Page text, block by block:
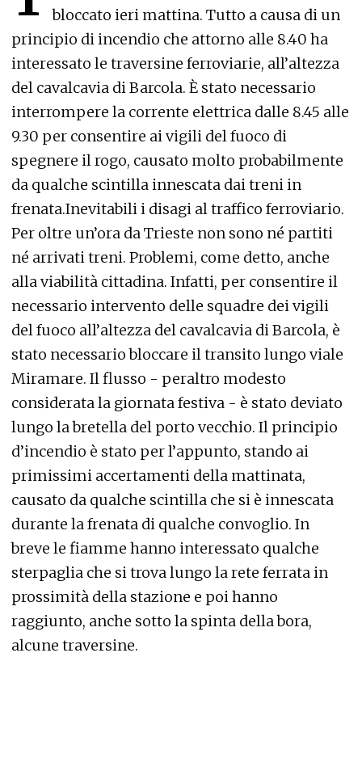
bloccato ieri mattina. Tutto a causa di un
principio di incendio che attorno alle 8.40 ha
interessato le traversine ferroviarie, all’altezza
del cavalcavia di Barcola. È stato necessario
interrompere la corrente elettrica dalle 8.45 alle
9.30 per consentire ai vigili del fuoco di
spegnere il rogo, causato molto probabilmente
da qualche scintilla innescata dai treni in
frenata.Inevitabili i disagi al traffico ferroviario.
Per oltre un’ora da Trieste non sono né partiti
né arrivati treni. Problemi, come detto, anche
alla viabilità cittadina. Infatti, per consentire il
necessario intervento delle squadre dei vigili
del fuoco all’altezza del cavalcavia di Barcola, è
stato necessario bloccare il transito lungo viale
Miramare. Il flusso - peraltro modesto
considerata la giornata festiva - è stato deviato
lungo la bretella del porto vecchio. Il principio
d’incendio è stato per l’appunto, stando ai
primissimi accertamenti della mattinata,
causato da qualche scintilla che si è innescata
durante la frenata di qualche convoglio. In
breve le fiamme hanno interessato qualche
sterpaglia che si trova lungo la rete ferrata in
prossimità della stazione e poi hanno
raggiunto, anche sotto la spinta della bora,
alcune traversine.